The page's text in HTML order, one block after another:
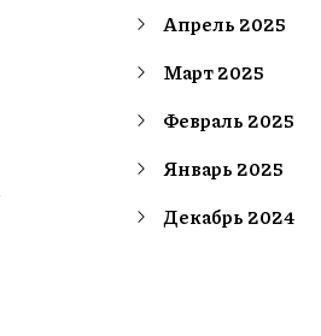
Апрель 2025
Март 2025
Февраль 2025
Январь 2025
Декабрь 2024